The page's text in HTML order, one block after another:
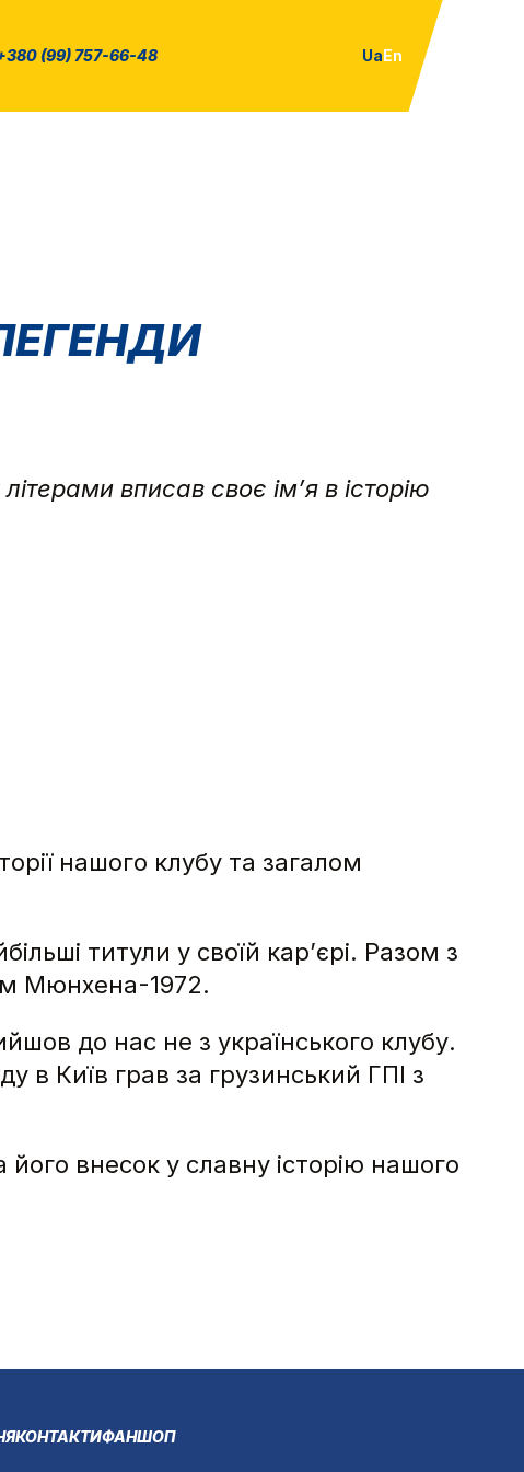
(99) 757-66-48 UaEn
вписав своє ім’я в історію
нашого клубу та загалом
титули у своїй кар’єрі. Разом з
Мюнхена-1972.
до нас не з українського клубу.
Київ грав за грузинський ГПІ з
внесок у славну історію нашого
КОНТАКТИФАНШОП